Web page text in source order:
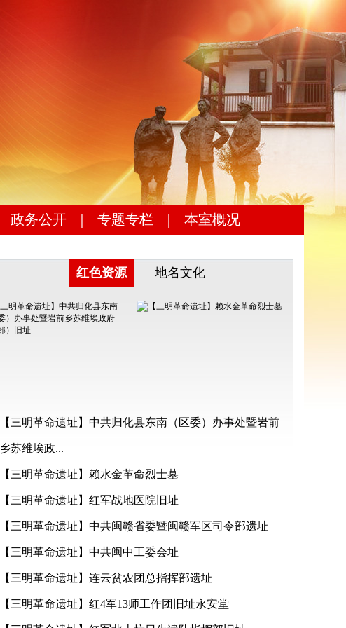
政务公开 专题专栏 本室概况
红色资源 地名文化
【三明革命遗址】中共归化县东南（区委）办事处暨岩前
乡苏维埃政...
【三明革命遗址】赖水金革命烈士墓
【三明革命遗址】红军战地医院旧址
【三明革命遗址】中共闽赣省委暨闽赣军区司令部遗址
【三明革命遗址】中共闽中工委会址
【三明革命遗址】连云贫农团总指挥部遗址
【三明革命遗址】红4军13师工作团旧址永安堂